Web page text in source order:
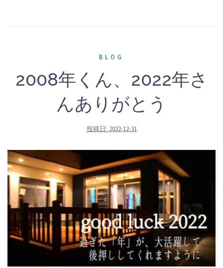
BLOG
2008年くん、2022年さ
んありがとう
投稿日: 2022-12-31